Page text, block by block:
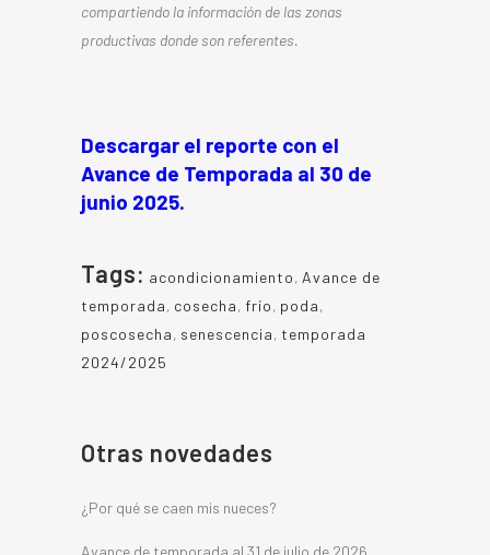
compartiendo la información de las zonas
productivas donde son referentes.
Descargar el reporte con el
Avance de Temporada al 30 de
junio 2025.
Tags: acondicionamiento, Avance de
temporada, cosecha, frío, poda,
poscosecha, senescencia, temporada
2024/2025
Otras novedades
¿Por qué se caen mis nueces?
Avance de temporada al 31 de julio de 2026